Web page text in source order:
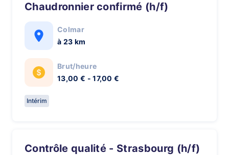
Chaudronnier confirmé (h/f)
Colmar
à 23 km
Brut/heure
13,00 € - 17,00 €
Intérim
Contrôle qualité - Strasbourg (h/f)